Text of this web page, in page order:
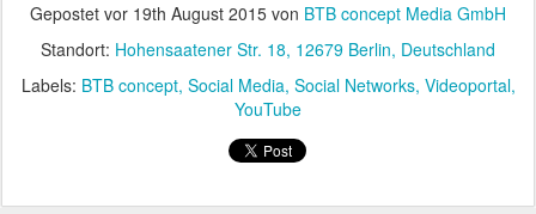
Gepostet vor 19th August 2015 von BTB concept Media GmbH
Standort: Hohensaatener Str. 18, 12679 Berlin, Deutschland
Labels: BTB concept Social Media Social Networks Videoportal
YouTube